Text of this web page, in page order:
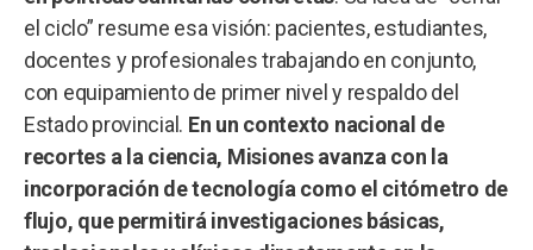
el ciclo” resume esa visión: pacientes, estudiantes,
docentes y profesionales trabajando en conjunto,
con equipamiento de primer nivel y respaldo del
Estado provincial. En un contexto nacional de
recortes a la ciencia, Misiones avanza con la
incorporación de tecnología como el citómetro de
flujo, que permitirá investigaciones básicas,